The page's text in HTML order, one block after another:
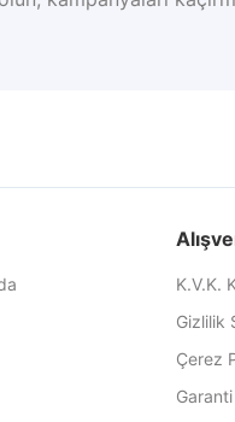
K.V.K.
Gizlilik
Çerez
Garanti